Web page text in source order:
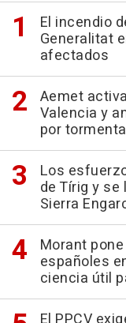
El incendio
Generalitat
afectados
Aemet
Valencia y
por
Los
de Tírig y
Sierra
Morant
españoles
ciencia útil